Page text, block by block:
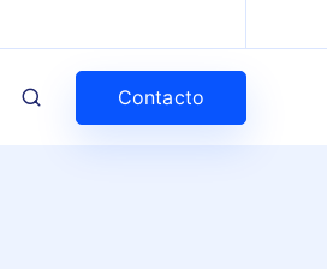
Contacto